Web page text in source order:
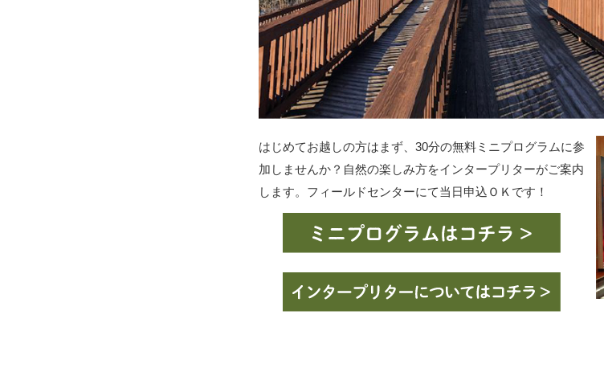
はじめてお越しの方はまず、30分の無料ミニプログラムに参
加しませんか？自然の楽しみ方をインタープリターがご案内
します。フィールドセンターにて当日申込ＯＫです！